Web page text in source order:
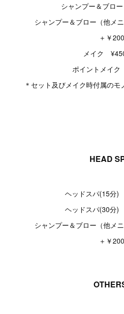
シャンプー＆ブロ
シャンプー＆ブロー（他メ
＋￥
メイク
ポイントメイ
＊セット及びメイク時付属のモ
HEAD
ヘッドスパ(15分)
ヘッドスパ(30分)
シャンプー＆ブロー（他メ
＋￥